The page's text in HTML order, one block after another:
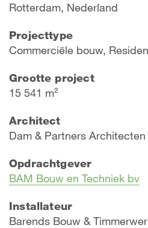
Rotterdam, Nederland
Projecttype
Commerciële bouw,
Grootte project
15 541 m²
Architect
Dam & Partners Architecten
Opdrachtgever
BAM Bouw en Techniek bv
Installateur
Barends Bouw &